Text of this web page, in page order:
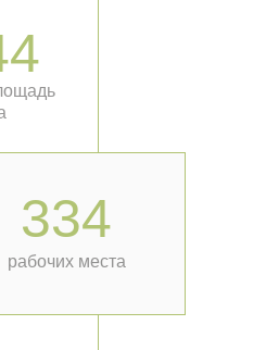
рабочих места
334